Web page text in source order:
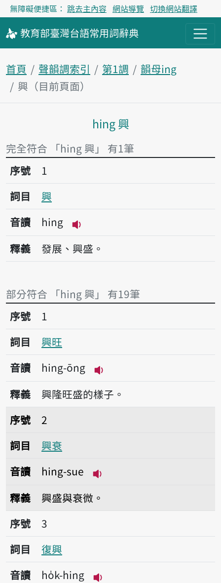
無障礙便捷區： 跳去主內容 網站導覽 切換網站翻譯
教育部臺灣台語常用詞辭典
首頁 聲韻調索引 第1調
韻母ing
興（目前頁面）
主內容區塊
hing 興
完全符合 「hing 興」 有1筆
序號1興
序號
1
詞目
興
音讀
hing
播放音讀hing
釋義 發展、興盛。
部分符合 「hing 興」 有19筆
序號1興旺
序號
1
詞目
興旺
音讀
hing-ōng
播放音讀hing-ōng
釋義
興隆旺盛的樣子。
序號2興衰
序號
2
詞目
興衰
音讀
hing-sue
釋義
興盛與衰微。
序號3復興
序號
3
詞目
復興
音讀
ho̍k-hing